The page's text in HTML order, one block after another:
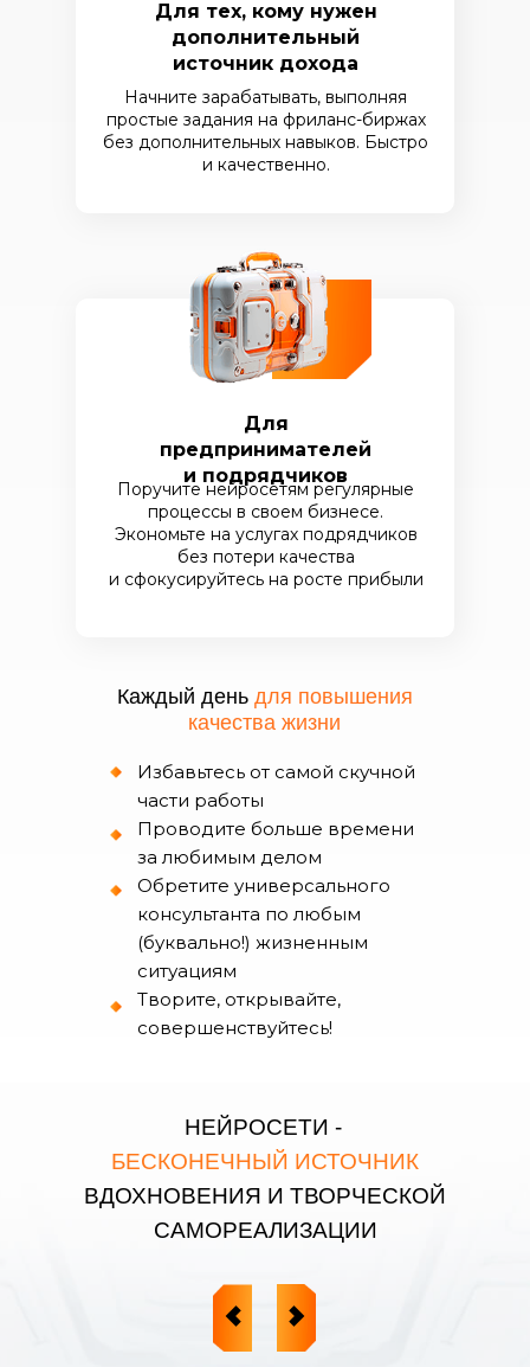
Для тех, кому нужен
дополнительный
источник дохода
Начните зарабатывать, выполняя
простые задания на фриланс-биржах
без дополнительных навыков. Быстро
и качественно.
Каждый день для повышения
качества жизни
Для
предпринимателей
и подрядчиков
Поручите нейросетям регулярные
процессы в своем бизнесе.
Экономьте на услугах подрядчиков
без потери качества
и сфокусируйтесь на росте прибыли
Избавьтесь от самой скучной
части работы
Проводите больше времени
за любимым делом
Обретите универсального
консультанта по любым
(буквально!) жизненным
ситуациям
Творите, открывайте,
совершенствуйтесь!
НЕЙРОСЕТИ -
БЕСКОНЕЧНЫЙ ИСТОЧНИК
ВДОХНОВЕНИЯ И ТВОРЧЕСКОЙ
САМОРЕАЛИЗАЦИИ